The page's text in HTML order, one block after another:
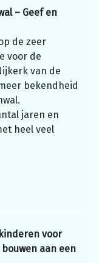
– Geef en
de zeer
voor de
van de
bekendheid
jaren en
heel veel
voor
aan een